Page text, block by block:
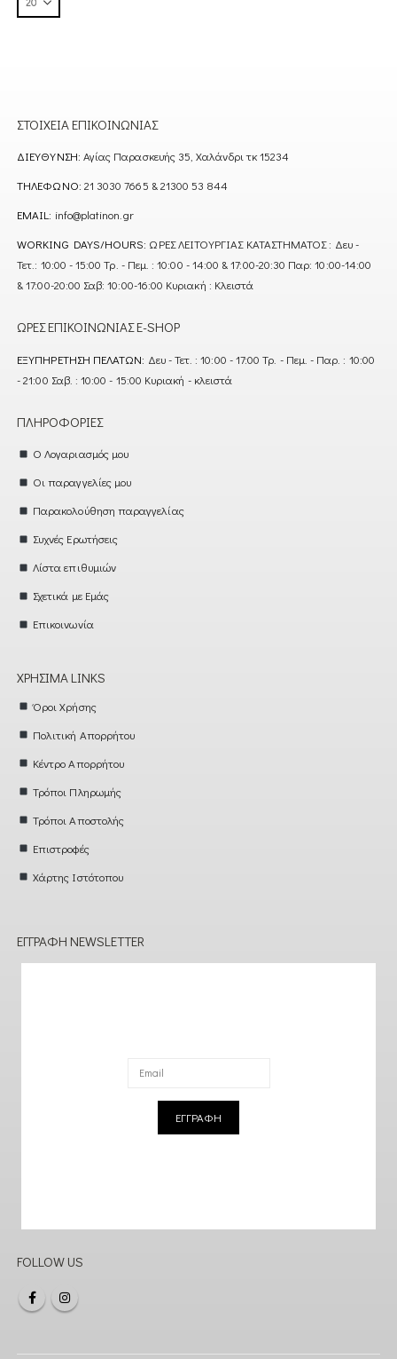
ΣΤΟΙΧΕΊΑ ΕΠΙΚΟΙΝΩΝΊΑΣ
ΔΙΕΎΘΥΝΣΗ: Αγίας Παρασκευής 35, Χαλάνδρι τκ 15234
ΤΗΛΈΦΩΝΟ: 21 3030 7665 & 21300 53 844
EMAIL: info@platinon.gr
WORKING DAYS/HOURS: ΩΡΕΣ ΛΕΙΤΟΥΡΓΙΑΣ ΚΑΤΑΣΤΗΜΑΤΟΣ : Δευ -
Τετ.: 10:00 - 15:00 Τρ. - Πεμ. : 10:00 - 14:00 & 17:00-20:30 Παρ: 10:00-14:00
& 17:00-20:00 Σαβ: 10:00-16:00 Κυριακή : Κλειστά
ΏΡΕΣ ΕΠΙΚΟΙΝΩΝΊΑΣ E-SHOP
ΕΞΥΠΗΡΈΤΗΣΗ ΠΕΛΑΤΏΝ: Δευ - Τετ. : 10:00 - 17:00 Τρ. - Πεμ. - Παρ. : 10:00
- 21:00 Σαβ. : 10:00 - 15:00 Κυριακή - κλειστά
ΠΛΗΡΟΦΟΡΊΕΣ
Ο Λογαριασμός μου
Οι παραγγελίες μου
Παρακολούθηση παραγγελίας
Συχνές Ερωτήσεις
Λίστα επιθυμιών
Σχετικά με Εμάς
Επικοινωνία
ΧΡΉΣΙΜΑ LINKS
Όροι Χρήσης
Πολιτική Απορρήτου
Κέντρο Απορρήτου
Τρόποι Πληρωμής
Τρόποι Αποστολής
Επιστροφές
Χάρτης Ιστότοπου
ΕΓΓΡΑΦΉ NEWSLETTER
ΕΓΓΡΑΦΗ
FOLLOW US